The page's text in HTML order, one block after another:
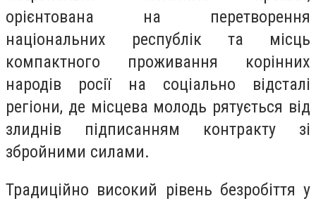
орієнтована на перетворення
національних республік та місць
компактного проживання корінних
народів росії на соціально відсталі
регіони, де місцева молодь рятується від
злиднів підписанням контракту зі
збройними силами.
Традиційно високий рівень безробіття у